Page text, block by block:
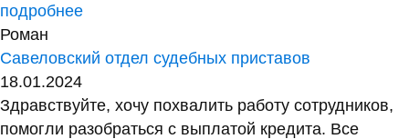
подробнее
Роман
Савеловский отдел судебных приставов
18.01.2024
Здравствуйте, хочу похвалить работу сотрудников,
помогли разобраться с выплатой кредита. Все